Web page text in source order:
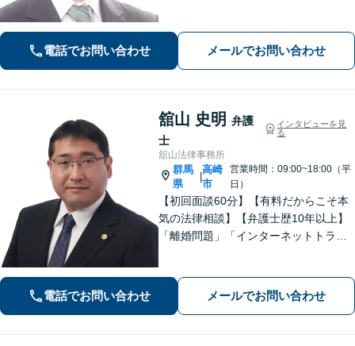
気軽にご相談ください。
電話でお問い合わせ メールでお問い合わせ
舘山 史明 弁護
士
インタビューを見
る
舘山法律事務所
群馬
県
|
高崎
市
営業時間：09:00~18:00（平
日）
【初回面談60分】【有料だからこそ本
気の法律相談】【弁護士歴10年以上】
「離婚問題」「インターネットトラブ
そして大胆に、オーダーメイドの弁護
を展開します【高崎駅徒歩15分】
電話でお問い合わせ メールでお問い合わせ